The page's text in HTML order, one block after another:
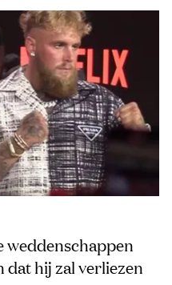
weddenschappen
dat hij zal verliezen